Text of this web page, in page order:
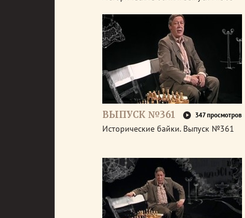
ВЫПУСК №361 347 просмотров
Исторические байки. Выпуск №361